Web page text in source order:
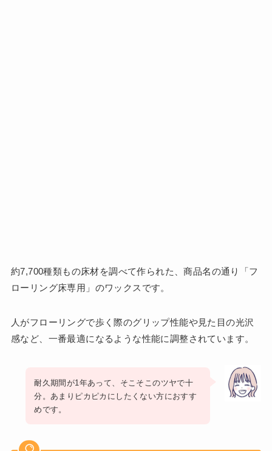
約7,700種類もの床材を調べて作られた、商品名の通り「フ
ローリング床専用」のワックスです。
人がフローリングで歩く際のグリップ性能や見た目の光沢
感など、一番最適になるような性能に調整されています。
耐久期間が1年あって、そこそこのツヤで十
分。あまりピカピカにしたくない方におすす
めです。